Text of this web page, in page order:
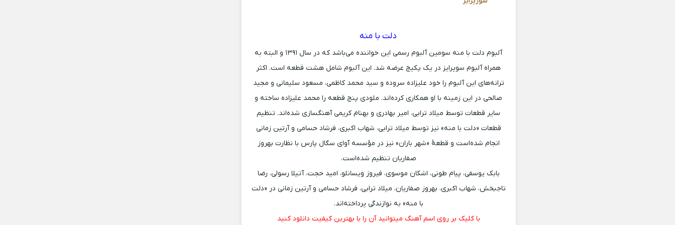
دلت با منه
آلبوم دلت با منه سومین آلبوم رسمی این خواننده می‌باشد که در سال ۱۳۹۱ و البته به
همراه آلبوم سوپرایز در یک پکیج عرضه شد. این آلبوم شامل هشت قطعه است. اکثر
ترانه‌های این آلبوم را خود علیزاده سروده و سید محمد کاظمی، مسعود سلیمانی و مجید
صالحی در این زمینه با او همکاری کرده‌اند. ملودی پنج قطعه را محمد علیزاده ساخته و
سایر قطعات توسط میلاد ترابی، امیر بهادری و بهنام کریمی آهنگسازی شده‌اند. تنظیم
قطعات «دلت با منه» نیز توسط میلاد ترابی، شهاب اکبری، فرشاد حسامی و آرتین زمانی
انجام شده‌است و قطعهٔ «شهر باران» نیز در مؤسسه آوای سگال پارس با نظارت بهروز
صفاریان تنظیم شده‌است.
بابک یوسفی، پیام طونی، اشکان موسوی، فیروز ویسانلو، امید حجت، آتیلا رسولی، رضا
تاجبخش، شهاب اکبری، بهروز صفاریان، میلاد ترابی، فرشاد حسامی و آرتین زمانی در «دلت
با منه» به نوازندگی پرداخته‌اند.
با کلیک بر روی اسم آهنگ میتوانید آن را با بهترین کیفیت دانلود کنید